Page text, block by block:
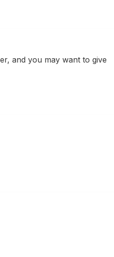
and you may want to give